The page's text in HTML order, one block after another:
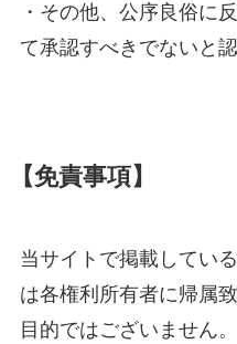
・その他、公序良俗に
て承認すべきでないと
【免責事項】
当サイトで掲載してい
は各権利所有者に帰属
目的ではございません